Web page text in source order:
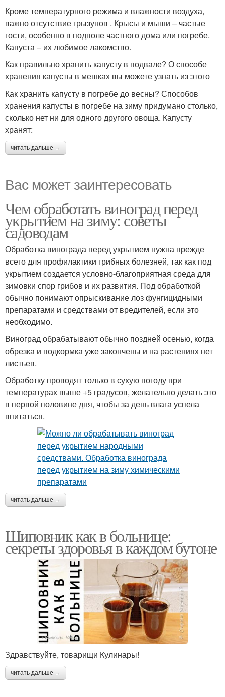
Кроме температурного режима и влажности воздуха,
важно отсутствие грызунов . Крысы и мыши – частые
гости, особенно в подполе частного дома или погребе.
Капуста – их любимое лакомство.
Как правильно хранить капусту в подвале? О способе
хранения капусты в мешках вы можете узнать из этого
Как хранить капусту в погребе до весны? Способов
хранения капусты в погребе на зиму придумано столько,
сколько нет ни для одного другого овоща. Капусту
хранят:
читать дальше →
Вас может заинтересовать
Чем обработать виноград перед
укрытием на зиму: советы
садоводам
Обработка винограда перед укрытием нужна прежде
всего для профилактики грибных болезней, так как под
укрытием создается условно-благоприятная среда для
зимовки спор грибов и их развития. Под обработкой
обычно понимают опрыскивание лоз фунгицидными
препаратами и средствами от вредителей, если это
необходимо.
Виноград обрабатывают обычно поздней осенью, когда
обрезка и подкормка уже закончены и на растениях нет
листьев.
Обработку проводят только в сухую погоду при
температурах выше +5 градусов, желательно делать это
в первой половине дня, чтобы за день влага успела
впитаться.
читать дальше →
Шиповник как в больнице:
секреты здоровья в каждом бутоне
Здравствуйте, товарищи Кулинары!
читать дальше →